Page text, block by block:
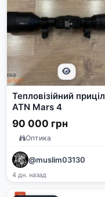
Тепловізійний приціл
ATN Mars 4
90 000 грн
Оптика
@muslim03130
4 дн. назад